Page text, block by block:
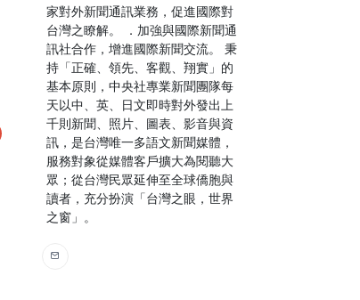
家對外新聞通訊業務，促進國際對
台灣之瞭解。 ．加強與國際新聞通
訊社合作，增進國際新聞交流。 秉
持「正確、領先、客觀、翔實」的
基本原則，中央社專業新聞團隊每
天以中、英、日文即時對外發出上
千則新聞、照片、圖表、影音與資
訊，是台灣唯一多語文新聞媒體，
服務對象從媒體客戶擴大為閱聽大
眾；從台灣民眾延伸至全球僑胞與
讀者，充分扮演「台灣之眼，世界
之窗」。